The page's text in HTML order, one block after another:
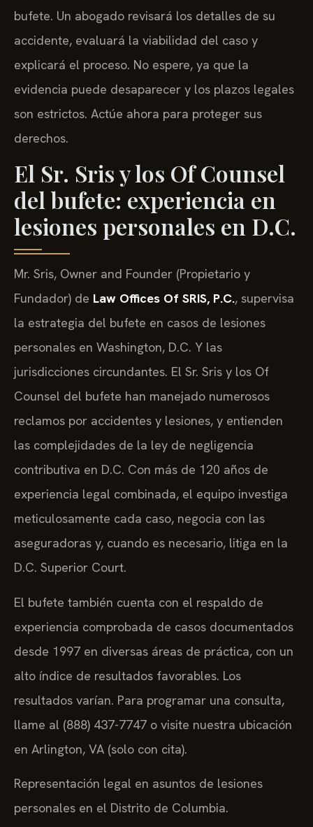
bufete. Un abogado revisará los detalles de su
accidente, evaluará la viabilidad del caso y
explicará el proceso. No espere, ya que la
evidencia puede desaparecer y los plazos legales
son estrictos. Actúe ahora para proteger sus
derechos.
El Sr. Sris y los Of Counsel
del bufete: experiencia en
lesiones personales en D.C.
Mr. Sris, Owner and Founder (Propietario y
Fundador) de Law Offices Of SRIS, P.C., supervisa
la estrategia del bufete en casos de lesiones
personales en Washington, D.C. Y las
jurisdicciones circundantes. El Sr. Sris y los Of
Counsel del bufete han manejado numerosos
reclamos por accidentes y lesiones, y entienden
las complejidades de la ley de negligencia
contributiva en D.C. Con más de 120 años de
experiencia legal combinada, el equipo investiga
meticulosamente cada caso, negocia con las
aseguradoras y, cuando es necesario, litiga en la
D.C. Superior Court.
El bufete también cuenta con el respaldo de
experiencia comprobada de casos documentados
desde 1997 en diversas áreas de práctica, con un
alto índice de resultados favorables. Los
resultados varían. Para programar una consulta,
llame al (888) 437-7747 o visite nuestra ubicación
en Arlington, VA (solo con cita).
Representación legal en asuntos de lesiones
personales en el Distrito de Columbia.